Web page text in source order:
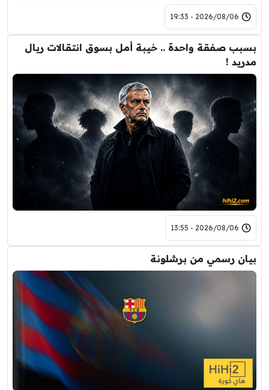
2026/08/06 - 19:33
بسبب صفقة واحدة .. خيبة أمل بسوق انتقالات ريال
مدريد !
2026/08/06 - 13:55
بيان رسمي من برشلونة